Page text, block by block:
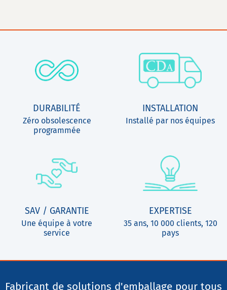
DURABILITÉ
Zéro obsolescence
programmée
INSTALLATION
Installé par nos équipes
SAV / GARANTIE
Une équipe à votre
service
EXPERTISE
35 ans, 10 000 clients, 120
pays
Fabricant de solutions d'emballage pour tous